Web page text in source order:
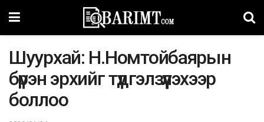
Шуурхай: Н.Номтойбаярын
бүрэн эрхийг түдгэлзүүлэхээр
боллоо